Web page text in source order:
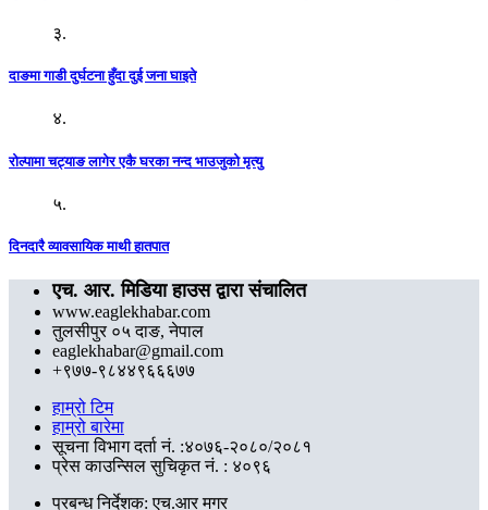
३.
दाङमा गाडी दुर्घटना हुँदा दुई जना घाइते
४.
रोल्पामा चट्याङ लागेर एकै घरका नन्द भाउजुको मृत्यु
५.
दिनदारै व्यावसायिक माथी हातपात
एच. आर. मिडिया हाउस द्वारा संचालित
www.eaglekhabar.com
तुलसीपुर ०५ दाङ, नेपाल
eaglekhabar@gmail.com
+९७७-९८४४९६६६७७
हाम्रो टिम
हाम्रो बारेमा
सूचना विभाग दर्ता नं. :४०७६-२०८०/२०८१
प्रेस काउन्सिल सुचिकृत नं. : ४०९६
प्रबन्ध निर्देशक: एच.आर मगर